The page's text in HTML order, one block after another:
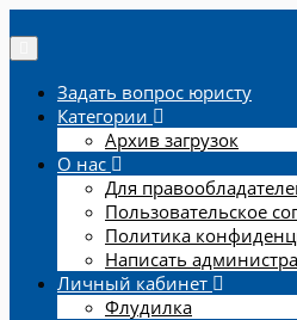
Задать вопрос юристу
Категории
Архив загрузок
О нас
Для
Пользовательское
Политика
Написать
Личный кабинет
Флудилка